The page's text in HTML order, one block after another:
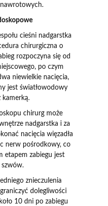
cieśni nadgarstka
chirurgiczna o
rozpoczyna się od
po czym
niewielkie nacięcia,
jest światłowodowy
kamerką.
chirurg może
nadgarstka i za
nacięcia więzadła
nerw pośrodkowy, co
etapem zabiegu jest
szwów.
znieczulenia
dolegliwości
10 dni po zabiegu